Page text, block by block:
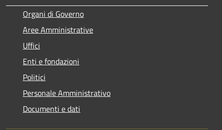
Organi di Governo
Aree Amministrative
Uffici
Enti e fondazioni
Politici
Personale Amministrativo
Documenti e dati